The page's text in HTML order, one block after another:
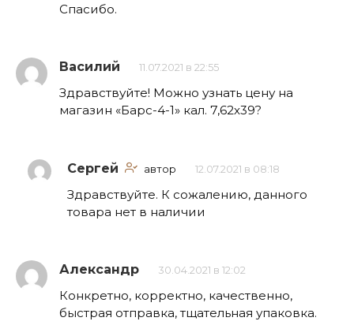
Спасибо.
Василий 11.07.2021 в 22:55
Здравствуйте! Можно узнать цену на
магазин «Барс-4-1» кал. 7,62х39?
Сергей автор 12.07.2021 в 08:18
Здравствуйте. К сожалению, данного
товара нет в наличии
Александр 30.04.2021 в 12:02
Конкретно, корректно, качественно,
быстрая отправка, тщательная упаковка.